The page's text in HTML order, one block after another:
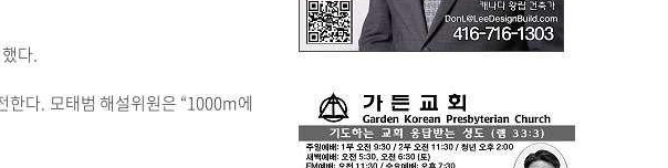
다.
다. 모태범 해설위원은 “1000m에